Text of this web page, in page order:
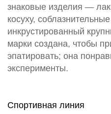
знаковые изделия —
косуху,
инкрустированный
марки создана, чтобы
эпатировать; она
эксперименты.
Спортивная линия